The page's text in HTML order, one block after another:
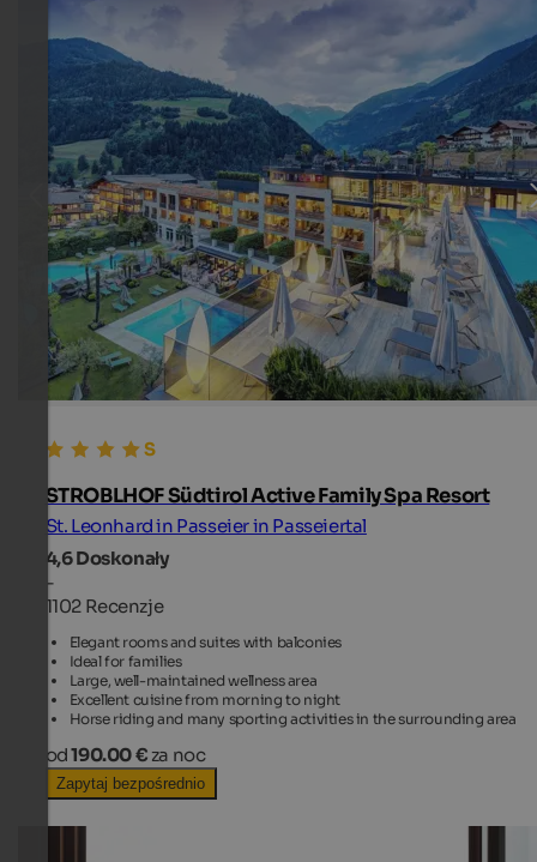
STROBLHOF Südtirol Active Family Spa Resort
St. Leonhard in Passeier in Passeiertal
4,6Doskonały
-
1102 Recenzje
Elegant rooms and suites with balconies
Ideal for families
Large, well-maintained wellness area
Excellent cuisine from morning to night
Horse riding and many sporting activities in the surrounding area
od190.00 € za noc
Zapytaj bezpośrednio